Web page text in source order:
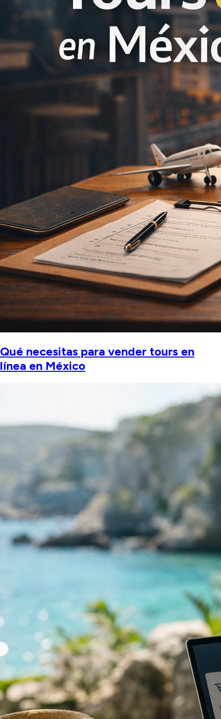
Qué necesitas para vender tours en
línea en México